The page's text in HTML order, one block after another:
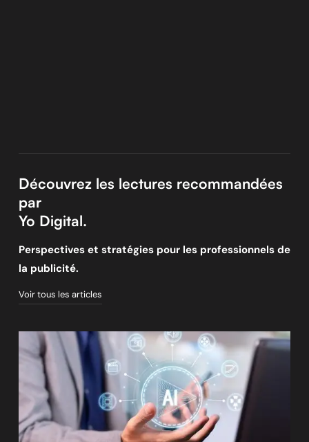
Découvrez les lectures recommandées
par
Yo Digital.
Perspectives et stratégies pour les professionnels de
la publicité.
Voir tous les articles